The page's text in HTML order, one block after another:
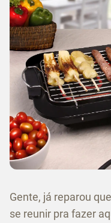
Gente, já reparou
se reunir pra fazer